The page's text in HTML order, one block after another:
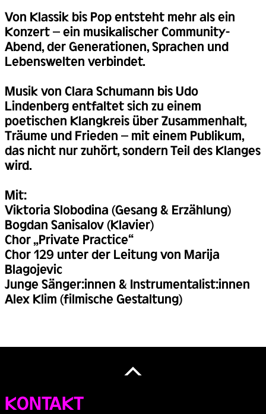
Von Klassik bis Pop entsteht mehr als ein
Konzert – ein musikalischer Community-
Abend, der Generationen, Sprachen und
Lebenswelten verbindet.
Musik von Clara Schumann bis Udo
Lindenberg entfaltet sich zu einem
poetischen Klangkreis über Zusammenhalt,
Träume und Frieden – mit einem Publikum,
das nicht nur zuhört, sondern Teil des Klanges
wird.
Mit:
Viktoria Slobodina (Gesang & Erzählung)
Bogdan Sanisalov (Klavier)
Chor „Private Practice“
Chor 129 unter der Leitung von Marija
Blagojevic
Junge Sänger:innen & Instrumentalist:innen
Alex Klim (filmische Gestaltung)
Back
to
KONTAKT